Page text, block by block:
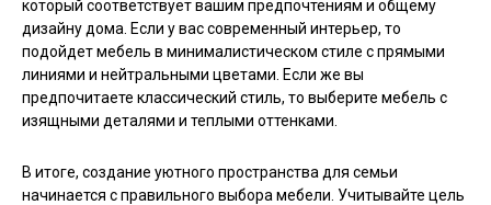
который соответствует вашим предпочтениям и общему
дизайну дома. Если у вас современный интерьер, то
подойдет мебель в минималистическом стиле с прямыми
линиями и нейтральными цветами. Если же вы
предпочитаете классический стиль, то выберите мебель с
изящными деталями и теплыми оттенками.
В итоге, создание уютного пространства для семьи
начинается с правильного выбора мебели. Учитывайте цель